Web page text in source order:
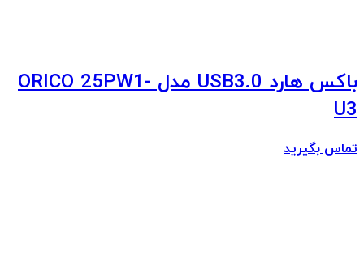
باکس هارد USB3.0 مدل ORICO 25PW1-
U3
تماس بگیرید